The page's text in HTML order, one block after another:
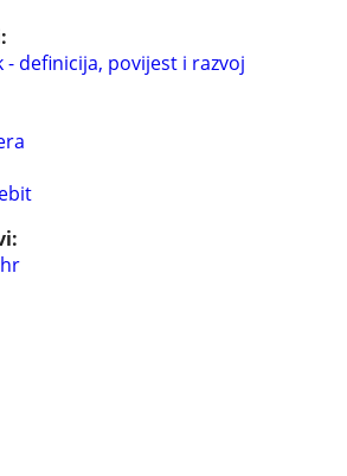
definicija, povijest i razvoj